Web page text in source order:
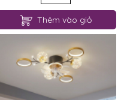
Thêm vào giỏ